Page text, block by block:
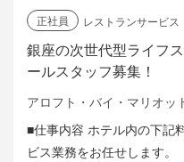
正社員
レストランサービス
銀座の次世代型ライフ
ールスタッフ募集！
アロフト・バイ・マリオッ
■仕事内容 ホテル内の下記
ビス業務をお任せします